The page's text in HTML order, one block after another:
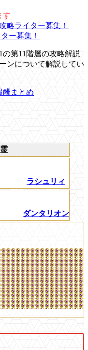
す
略ライター募集！
ー募集！
第11階層の攻略解説
ンについて解説してい
酬まとめ
ラシュリィ
ダンタリオン